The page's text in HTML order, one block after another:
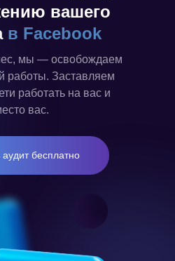
вашего
в Facebook
мы — освобождаем
работы. Заставляем
работать на вас и
вас.
аудит бесплатно